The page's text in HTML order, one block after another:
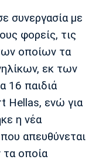
συνεργασία με
φορείς, τις
οποίων τα
εκ των
16 παιδιά
Hellas, ενώ για
η νέα
απευθύνεται
οποία